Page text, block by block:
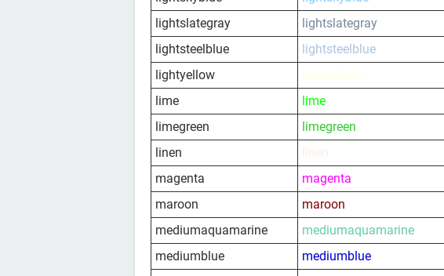
lightslategray
lightslategray
lightsteelblue
lightsteelblue
lightyellow
lightyellow
lime
lime
limegreen
limegreen
linen
linen
magenta
magenta
maroon
maroon
mediumaquamarine
mediumaquamarine
mediumblue
mediumblue